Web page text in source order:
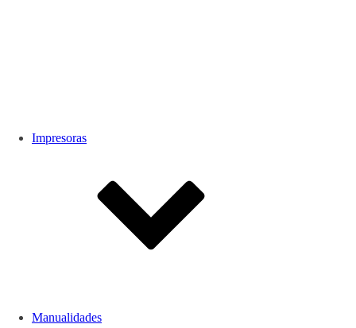
Impresoras
Manualidades